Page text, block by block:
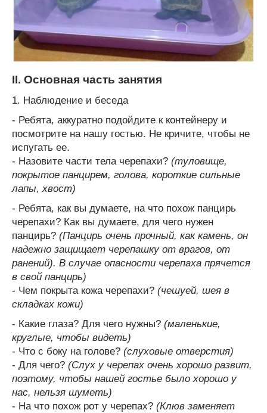
II. Основная часть занятия
1. Наблюдение и беседа
- Ребята, аккуратно подойдите к контейнеру и
посмотрите на нашу гостью. Не кричите, чтобы не
испугать ее.
- Назовите части тела черепахи? (туловище,
покрытое панцирем, голова, короткие сильные
лапы, хвост)
- Ребята, как вы думаете, на что похож панцирь
черепахи? Как вы думаете, для чего нужен
панцирь? (Панцирь очень прочный, как камень, он
надежно защищает черепашку от врагов, от
ранений). В случае опасности черепаха прячется
в свой панцирь)
- Чем покрыта кожа черепахи? (чешуей, шея в
складках кожи)
- Какие глаза? Для чего нужны? (маленькие,
круглые, чтобы видеть)
- Что с боку на голове? (слуховые отверстия)
- Для чего? (Слух у черепах очень хорошо развит,
поэтому, чтобы нашей гостье было хорошо у
нас, нельзя шуметь)
- На что похож рот у черепах? (Клюв заменяет